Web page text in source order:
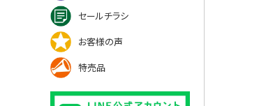
セールチラシ
お客様の声
特売品